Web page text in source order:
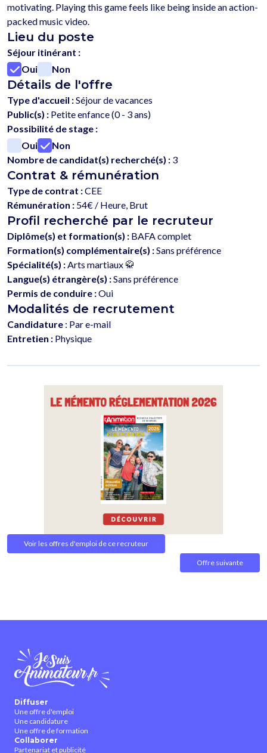
motivating. Playing this game feels like being inside an action-
Lieu du poste
Séjour itinérant :
Oui
Non
Détails de l'offre
Type d'accueil :Séjour de vacances
Public(s) : Petite enfance (0 - 3 ans)
Possibilité de stage :
Oui
Non
Nombre de candidat(s) recherché(s) : 3
Contrat & rémunération
Type de contrat :CEE
Rémunération : 54€ / Heure, Brut
Profil recherché par le recruteur
Diplôme(s) et formation(s) : BAFA complet
Formation(s) complémentaire(s) :Sans préférence
Spécialité(s) : Arts martiaux 🥋
Langue(s) étrangère(s) :Sans préférence
Permis de conduire :Oui
Modalités de recrutement
Candidature : Par e-mail
Entretien : Physique
Voir les offres d'emploi de ce recruteur
Offre suivante
Diffuser
Une offre d'emploi
Une candidature
Une offre de formation
Collaborer
Partenariat et publicité